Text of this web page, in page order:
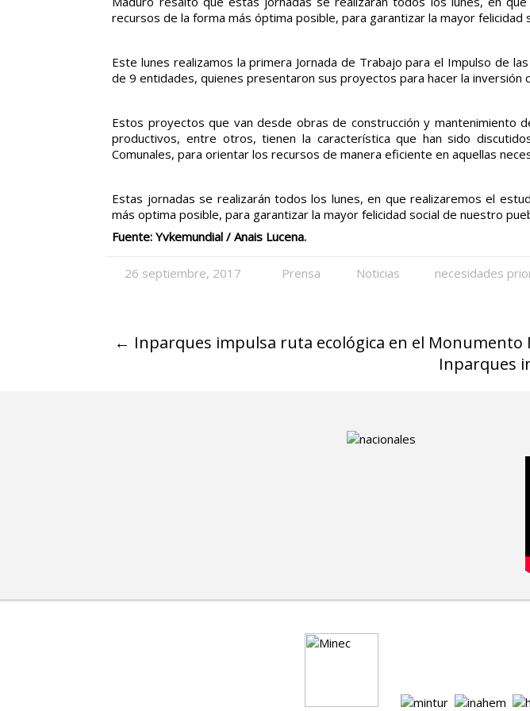
recursos de la forma más óptima posible, para garantizar la mayor felicidad
Este lunes realizamos la primera Jornada de Trabajo para el Impulso de
de 9 entidades, quienes presentaron sus proyectos para hacer la inversión
Estos proyectos que van desde obras de construcción y mantenimiento
productivos, entre otros, tienen la característica que han sido
Comunales, para orientar los recursos de manera eficiente en aquellas
Estas jornadas se realizarán todos los lunes, en que realizaremos el
más optima posible, para garantizar la mayor felicidad social de nuestro
Fuente: Yvkemundial / Anais Lucena.
26 septiembre, 2017 Prensa Noticias necesidades
← Inparques impulsa ruta ecológica en el Monumento
Inparques